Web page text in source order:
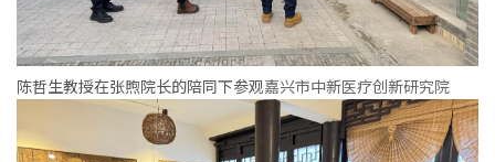
陈哲生教授在张煦院长的陪同下参观嘉兴市中新医疗创新研究院